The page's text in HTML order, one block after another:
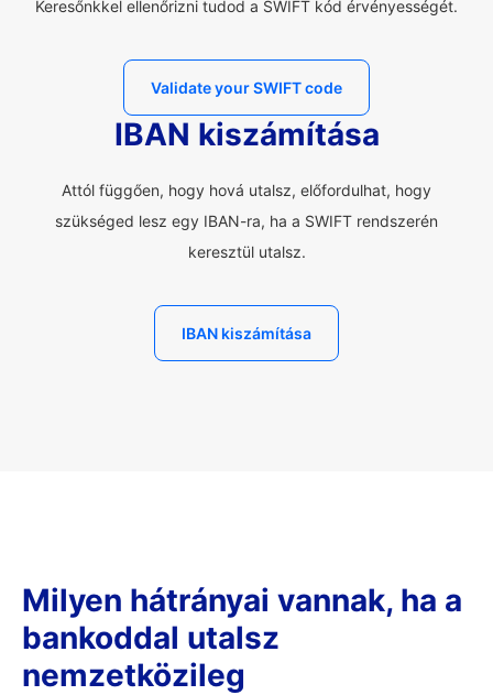
Keresőnkkel ellenőrizni tudod a SWIFT kód érvényességét.
Validate your SWIFT code
IBAN kiszámítása
Attól függően, hogy hová utalsz, előfordulhat, hogy
szükséged lesz egy IBAN-ra, ha a SWIFT rendszerén
keresztül utalsz.
IBAN kiszámítása
Milyen hátrányai vannak, ha a
bankoddal utalsz
nemzetközileg